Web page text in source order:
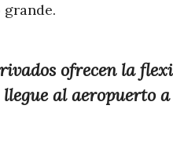
ofrecen la
al aeropuerto a